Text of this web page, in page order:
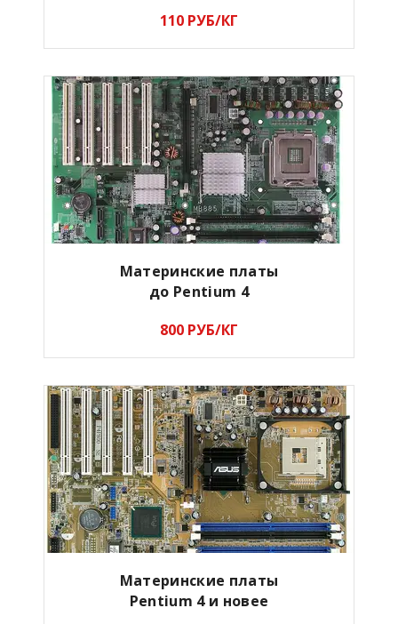
110 РУБ/КГ
Материнские платы
до Pentium 4
800 РУБ/КГ
Материнские платы
Pentium 4 и новее